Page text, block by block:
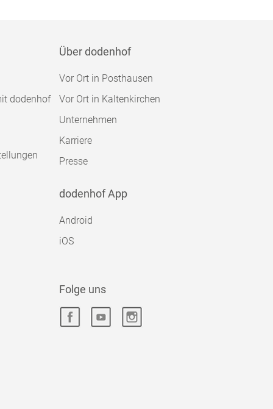
dodenhof
Über dodenhof
Vor Ort in Posthausen
Vor Ort in Kaltenkirchen
Unternehmen
Karriere
Presse
dodenhof App
Android
iOS
Folge uns